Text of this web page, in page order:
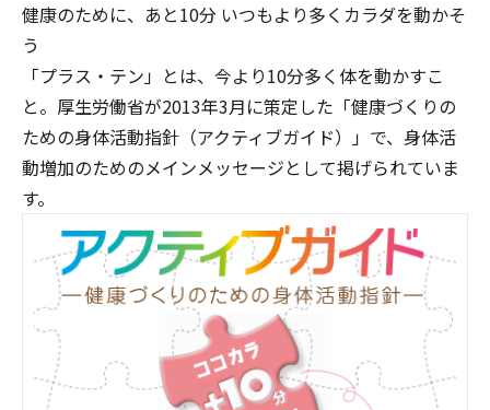
健康のために、あと10分 いつもより多くカラダを動かそ
う
「プラス・テン」とは、今より10分多く体を動かすこ
と。厚生労働省が2013年3月に策定した「健康づくりの
ための身体活動指針（アクティブガイド）」で、身体活
動増加のためのメインメッセージとして掲げられていま
す。